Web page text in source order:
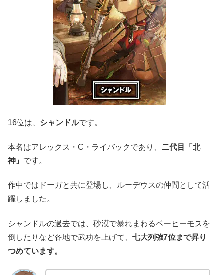
16位は、 シャンドルです。
本名はアレックス・C・ライバックであり、 二代目「北
神」 です。
作中ではドーガと共に登場し、ルーデウスの仲間として活
躍しました。
シャンドルの過去では、砂漠で暴れまわるベーヒーモスを
倒したりなど各地で武功を上げて、 七大列強7位まで昇り
つめています。